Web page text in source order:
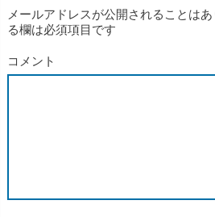
メールアドレスが公開されることはあ
る欄は必須項目です
コメント